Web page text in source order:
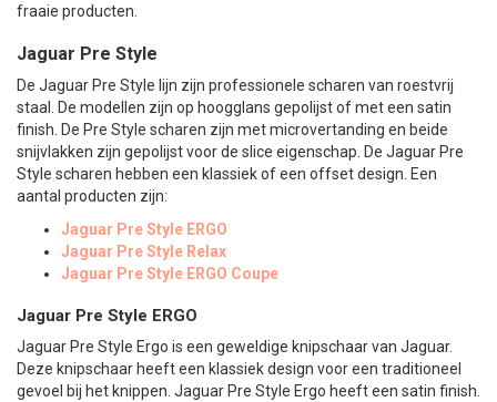
fraaie producten.
Jaguar Pre Style
De Jaguar Pre Style lijn zijn professionele scharen van roestvrij
staal. De modellen zijn op hoogglans gepolijst of met een satin
finish. De Pre Style scharen zijn met microvertanding en beide
snijvlakken zijn gepolijst voor de slice eigenschap. De Jaguar Pre
Style scharen hebben een klassiek of een offset design. Een
aantal producten zijn:
Jaguar Pre Style ERGO
Jaguar Pre Style Relax
Jaguar Pre Style ERGO Coupe
Jaguar Pre Style ERGO
Jaguar Pre Style Ergo is een geweldige knipschaar van Jaguar.
Deze knipschaar heeft een klassiek design voor een traditioneel
gevoel bij het knippen. Jaguar Pre Style Ergo heeft een satin finish.